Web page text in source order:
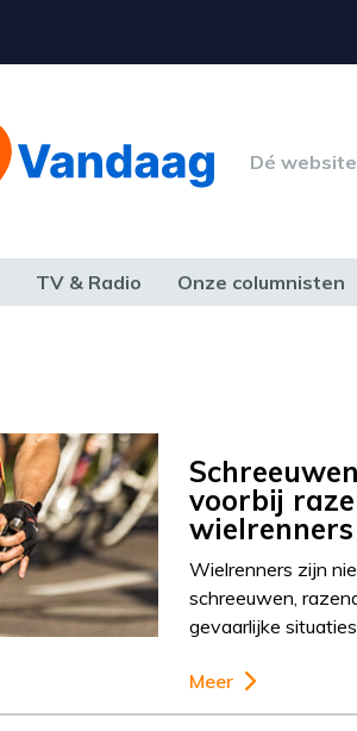
Dé
TV & Radio Onze columnisten
voorbij
Wielrenners zijn
schreeuwen,
gevaarlijke
Meer